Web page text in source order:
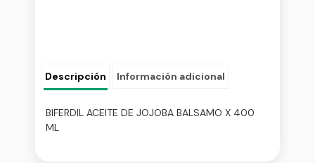
Descripción Información adicional
BIFERDIL ACEITE DE JOJOBA BALSAMO X 400
ML